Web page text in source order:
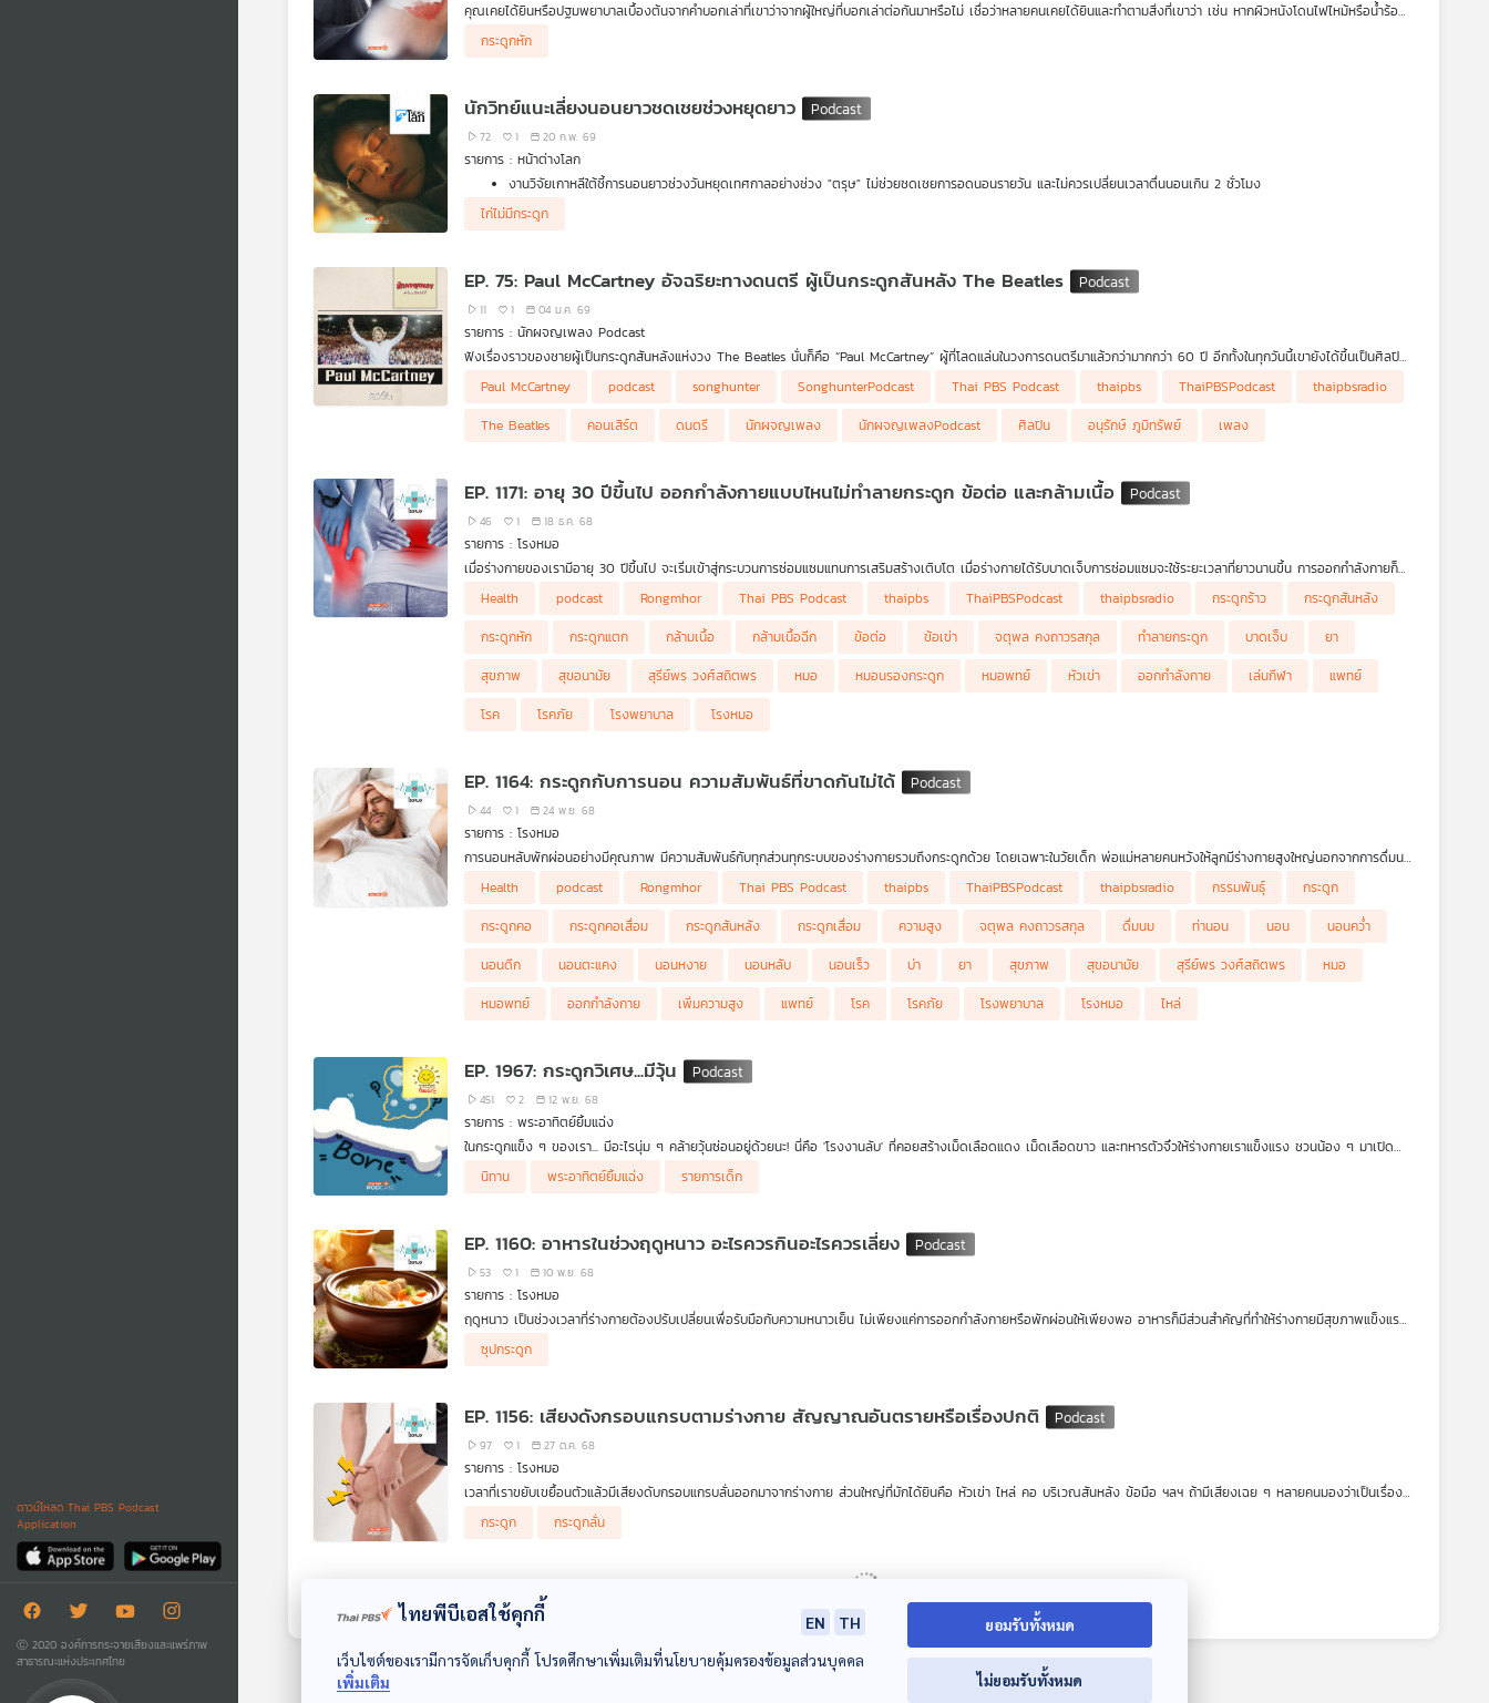
ดาวน์โหลด Thai PBS Podcast
Application
Ⓒ 2020 องค์การกระจายเสียงและแพร่ภาพ
สาธารณะแห่งประเทศไทย
คุณเคยได้ยินหรือปฐมพยาบาลเบื้องต้นจากคำบอกเล่าที่เขาว่าจากผู้ใหญ่ที่บอกเล่าต่อกันมาหรือไม่ เชื่อว่าหลายคนเคยได้ยินและทำตามสิ่งที่เขาว่า เช่น หากผิวหนังโดนไฟไหม้หรือน้ำร้อน
ลวกให้เอายาสีฟันมาป้ายจะได้เย็น ๆ ซึ่งจริง ๆ ผิดอย่างมาก เพราะเมื่อป้ายยาสีฟันแล้วไปโรงพยาบาล หมอก็จะเลาะ ขูด ล้างยาสีฟันนั้นออก ทำให้ผู้ได้รับบาดเจ็บจะต้องเจ็บซ้ำซ้อนไป
อีก หรือแม้แต่คนที่โดนไฟดูดให้เอาร่างไปฝังดินแบบหัวโผล่พ้นบนดินเพราะเชื่อว่าไฟฟ้าที่อยู่ในตัวจะได้ไหลออกไปกับดิน ยังมีความเชื่ออะไรอีกบ้างที่เข้าใจผิด รายการ โรงหมอ เล่าให้ฟัง
กระดูกหัก
นักวิทย์แนะเลี่ยงนอนยาวชดเชยช่วงหยุดยาว
72 1 20 ก.พ. 69
รายการ : หน้าต่างโลก
งานวิจัยเกาหลีใต้ชี้การนอนยาวช่วงวันหยุดเทศกาลอย่างช่วง "ตรุษ" ไม่ช่วยชดเชยการอดนอนรายวัน และไม่ควรเปลี่ยนเวลาตื่นนอนเกิน 2 ชั่วโมง
คดีฟ้องร้องปีกไก่ไม่มีกระดูกในสหรัฐฯ
ไก่ไม่มีกระดูก
EP. 75: Paul McCartney อัจฉริยะทางดนตรี ผู้เป็นกระดูกสันหลัง The Beatles
11 1 04 ม.ค. 69
รายการ : นักผจญเพลง Podcast
ฟังเรื่องราวของชายผู้เป็นกระดูกสันหลังแห่งวง The Beatles นั่นก็คือ “Paul McCartney” ผู้ที่โลดแล่นในวงการดนตรีมาแล้วกว่ามากกว่า 60 ปี อีกทั้งในทุกวันนี้เขายังได้ขึ้นเป็นศิลปิน
แท้จริงแล้ว เขาคืออัจฉริยะทางด้านดนตรี หรือ จอมจอมเผด็จการแห่งวงสี่เต่าทอง หาคำตอบพร้อมกันในได้ในรายการ #นักผจญเพลงPodcast
Paul McCartney podcast songhunter SonghunterPodcast Thai PBS Podcast thaipbs ThaiPBSPodcast
thaipbsradio
The Beatles
คอนเสิร์ต ดนตรี นักผจญเพลง นักผจญเพลงPodcast ศิลปิน อนุรักษ์ ภูมิทรัพย์ เพลง
EP. 1171: อายุ 30 ปีขึ้นไป ออกกำลังกายแบบไหนไม่ทำลายกระดูก ข้อต่อ และกล้ามเนื้อ
46 1 18 ธ.ค. 68
รายการ : โรงหมอ
เมื่อร่างกายของเรามีอายุ 30 ปีขึ้นไป จะเริ่มเข้าสู่กระบวนการซ่อมแซมแทนการเสริมสร้างเติบโต เมื่อร่างกายได้รับบาดเจ็บการซ่อมแซมจะใช้ระยะเวลาที่ยาวนานขึ้น การออกกำลังกายก็
เช่นกัน จำเป็นต้องเพิ่มความระมัดระวังเรื่องการบาดเจ็บโดยเฉพาะที่ข้อต่อ กระดูก และกล้ามเนื้อ เพราะการบาดเจ็บมีโอกาสรุนแรงได้ สำหรับคนวัยนี้หากต้องการออกกำลังกายควรปรับ
วิธีคิด และวิธีเสริมสมรรถภาพร่างกายอย่างไรให้ปลอดภัยไม่บาดเจ็บ รายการ โรงหมอ เล่าให้ฟังค่ะ
Health podcast Rongmhor Thai PBS Podcast thaipbs ThaiPBSPodcast thaipbsradio กระดูกร้าว
กระดูกสันหลัง
กระดูกหัก
กระดูกแตก กล้ามเนื้อ กล้ามเนื้อฉีก ข้อต่อ ข้อเข่า จตุพล คงถาวรสกุล ทำลายกระดูก บาดเจ็บ
ยา
สุขภาพ
สุขอนามัย สุรีย์พร วงศ์สถิตพร หมอ หมอนรองกระดูก หมอพทย์ หัวเข่า ออกกำลังกาย เล่นกีฬา
แพทย์
โรค
โรคภัย โรงพยาบาล โรงหมอ
EP. 1164: กระดูกกับการนอน ความสัมพันธ์ที่ขาดกันไม่ได้
44 1 24 พ.ย. 68
รายการ : โรงหมอ
การนอนหลับพักผ่อนอย่างมีคุณภาพ มีความสัมพันธ์กับทุกส่วนทุกระบบของร่างกายรวมถึงกระดูกด้วย โดยเฉพาะในวัยเด็ก พ่อแม่หลายคนหวังให้ลูกมีร่างกายสูงใหญ่นอกจากการดื่มนม
การออกกำลังกาย และกรรมพันธ์ุ การนอนมีส่วนสำคัญอย่างยิ่งต่อความสูงในอนาคตของเด็กอย่างมากอีกด้วย ส่วนในผู้ใหญ่นอกจากเวลานอนที่ดีแล้ว ท่าทางการนอนยังสำคัญต่อ
กระดูกเป็นอย่างมาก นอนหงาย นอนคว่ำ นอนตะแคง บางท่าหากนอนผิดมีโอกาสทำให้กระดูกเสื่อมได้โดยเฉพาะอายุ 45 ปี ขึ้นไป นอนท่าไหนดี หมอนที่นอนควรเป็นแบบไหน รายการ
Health podcast Rongmhor Thai PBS Podcast thaipbs ThaiPBSPodcast thaipbsradio กรรมพันธุ์
กระดูก
กระดูกคอ
กระดูกคอเสื่อม กระดูกสันหลัง กระดูกเสื่อม ความสูง จตุพล คงถาวรสกุล ดื่มนม ท่านอน นอน
นอนคว่ำ
นอนดึก
นอนตะแคง นอนหงาย นอนหลับ นอนเร็ว บ่า ยา สุขภาพ สุขอนามัย สุรีย์พร วงศ์สถิตพร
หมอ
หมอพทย์
ออกกำลังกาย เพิ่มความสูง แพทย์ โรค โรคภัย โรงพยาบาล โรงหมอ ไหล่
EP. 1967: กระดูกวิเศษ...มีวุ้น
451 2 12 พ.ย. 68
รายการ : พระอาทิตย์ยิ้มแฉ่ง
ในกระดูกแข็ง ๆ ของเรา... มีอะไรนุ่ม ๆ คล้ายวุ้นซ่อนอยู่ด้วยนะ! นี่คือ 'โรงงานลับ' ที่คอยสร้างเม็ดเลือดแดง เม็ดเลือดขาว และทหารตัวจิ๋วให้ร่างกายเราแข็งแรง ชวนน้อง ๆ มาเปิด
ประตูค้นหาความลับว่า 'วุ้นมหัศจรรย์' ในกระดูก " มีส่วนช่วยให้เราเติบโตและแข็งแรงได้อย่างไร ติดตามได้ในรายการพระอาทิตย์ยิ้มแฉ่ง
นิทาน พระอาทิตย์ยิ้มแฉ่ง รายการเด็ก
EP. 1160: อาหารในช่วงฤดูหนาว อะไรควรกินอะไรควรเลี่ยง
53 1 10 พ.ย. 68
รายการ : โรงหมอ
ฤดูหนาว เป็นช่วงเวลาที่ร่างกายต้องปรับเปลี่ยนเพื่อรับมือกับความหนาวเย็น ไม่เพียงแค่การออกกำลังกายหรือพักผ่อนให้เพียงพอ อาหารก็มีส่วนสำคัญที่ทำให้ร่างกายมีสุขภาพแข็งแรง
นอกจากนี้มีการศึกษาวิจัยยังพบว่า #โรคซึมเศร้า มีความสัมพันธ์กับฤดูหนาว อาหารก็เป็นตัวช่วยในการลดอาการหรือภาวะนี้ได้ ในช่วงฤดูหนาวอาหารอะไรที่นักโภชนาการแนะนำ และชนิด
ใดควรเลี่ยง รายการ โรงหมอ เล่าให้ฟังค่ะ
ซุปกระดูก
EP. 1156: เสียงดังกรอบแกรบตามร่างกาย สัญญาณอันตรายหรือเรื่องปกติ
97 1 27 ต.ค. 68
รายการ : โรงหมอ
เวลาที่เราขยับเขยื้อนตัวแล้วมีเสียงดับกรอบแกรบลั่นออกมาจากร่างกาย ส่วนใหญ่ที่มักได้ยินคือ หัวเข่า ไหล่ คอ บริเวณสันหลัง ข้อมือ ฯลฯ ถ้ามีเสียงเฉย ๆ หลายคนมองว่าเป็นเรื่อง
ปกติที่เกิดขึ้นกับร่างกายได้ แต่หากมีการเจ็บตึงปวดขึ้นมาร่วมด้วย เรื่องนี้อาจจำเป็นต้องถึงมือหมอ เว้นแต่เสียงนั้นเกิดขึ้นจากสภาพร่างกายที่เป็นมาตั้งแต่กำเนิด เสียงดังที่เกิดขึ้น
อันตรายหรือไม่ แบบไหนต้องไปหาหมอ แล้วการหักนิ้ว หักข้อ หรือสะบัดคอแล้วมีเสียง อันตรายหรือไม่ รายการ โรงหมอ เล่าให้ฟังค่ะ
กระดูก กระดูกลั่น
EP. 1148: วัยรุ่นวัยทำงานคนเมือง เสี่ยงกระดูกพรุนกระดูกบาง
57 1 29 ก.ย. 68
โรคกระดูกพรุน หรือ กระดูกบาง ส่วนใหญ่เราจะโฟกัสไปที่กลุ่มคนสูงวัยซึ่งเสี่ยงต่อการเกิดโรคหรือภาวะนี้ แต่การศึกษาปัจจุบันกลับพบโรคหรือภาวะนี้ในคนที่มีอายุน้อยมากขึ้น
แม้ประเทศไทยมีแสงแดดส่องสว่างทั้งปี ปัจจุบันพบว่าโรคกระดูกพรุน หรือภาวะกระดูกบาง เกิดขึ้นกับคนอายุน้อย ส่วนหนึ่งเกิดจากการเลี่ยงเจอแสงแดดจนทำให้คนไทย โดยเฉพาะ
ไทยพีบีเอสใช้คุกกี้ EN
TH
เว็บไซต์ของเรามีการจัดเก็บคุกกี้ โปรดศึกษาเพิ่มเติมที่นโยบายคุ้มครองข้อมูลส่วนบุคคล
เพิ่มเติม
ยอมรับทั้งหมด
ไม่ยอมรับทั้งหมด